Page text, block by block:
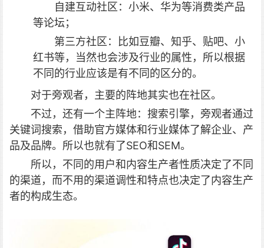
自建互动社区：小米、华为等消费类产品
等论坛；
第三方社区：比如豆瓣、知乎、贴吧、小
红书等，当然也会涉及行业的属性，所以根据
不同的行业应该是有不同的区分的。
对于旁观者，主要的阵地其实也在社区。
不过，还有一个主阵地：搜索引擎，旁观者通过
关键词搜索，借助官方媒体和行业媒体了解企业、产
品及品牌。所以也就有了SEO和SEM。
所以，不同的用户和内容生产者性质决定了不同
的渠道，而不用的渠道调性和特点也决定了内容生产
者的构成生态。